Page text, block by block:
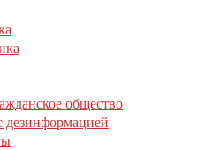
общество
дезинформацией